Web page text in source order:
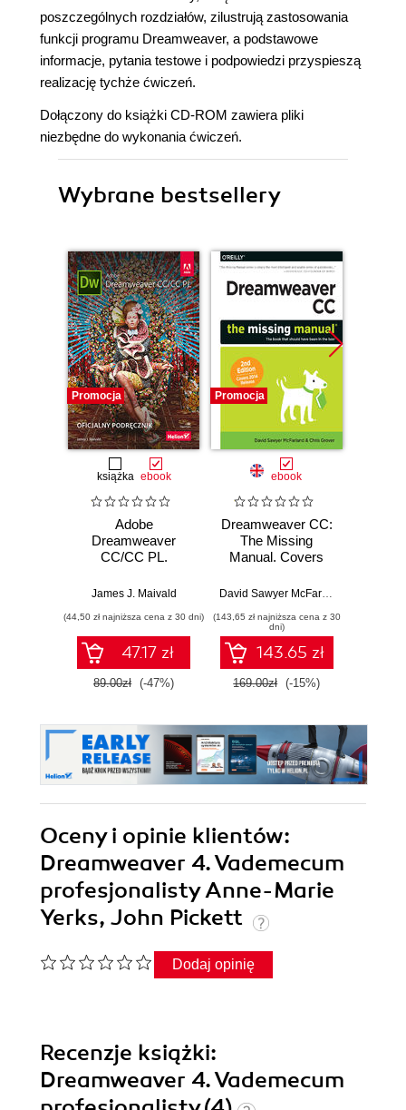
poszczególnych rozdziałów, zilustrują zastosowania
funkcji programu Dreamweaver, a podstawowe
informacje, pytania testowe i podpowiedzi przyspieszą
realizację tychże ćwiczeń.
Dołączony do książki CD-ROM zawiera pliki
niezbędne do wykonania ćwiczeń.
Wybrane bestsellery
Promocja
książka ebook
Adobe
Dreamweaver
CC/CC PL.
podręcznik
James J. Maivald
(44,50 zł najniższa cena z 30 dni)
47.17 zł
89.00zł (-47%)
Promocja
ebook
Dreamweaver CC:
The Missing
Manual. Covers
Edition
David Sawyer McFarland
(143,65 zł najniższa cena z 30
dni)
143.65 zł
169.00zł (-15%)
Oceny i opinie klientów:
Dreamweaver 4. Vademecum
profesjonalisty Anne-Marie
Yerks, John Pickett
Dodaj opinię
Recenzje książki:
Dreamweaver 4. Vademecum